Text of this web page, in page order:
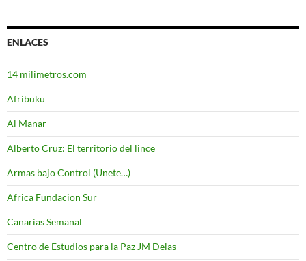
ENLACES
14 milimetros.com
Afribuku
Al Manar
Alberto Cruz: El territorio del lince
Armas bajo Control (Unete…)
Africa Fundacion Sur
Canarias Semanal
Centro de Estudios para la Paz JM Delas